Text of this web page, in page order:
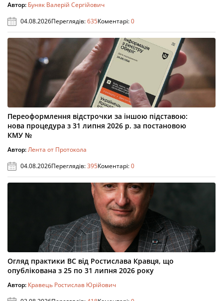
Автор: Буняк Валерій Сергійович
04.08.2026Переглядів:635Коментарі:0
Переоформлення відстрочки за іншою підставою:
нова процедура з 31 липня 2026 р. за постановою
КМУ №
Автор:Лента от Протокола
04.08.2026Переглядів:395Коментарі:0
Огляд практики ВС від Ростислава Кравця, що
опублікована з 25 по 31 липня 2026 року
Автор: Кравець Ростислав Юрійович